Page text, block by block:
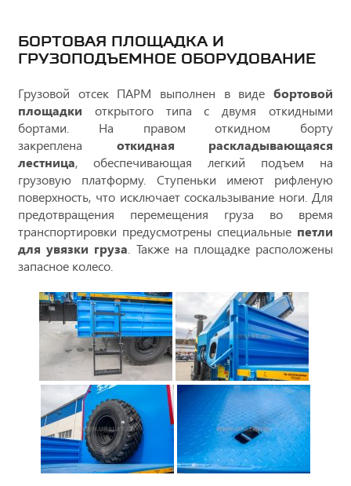
БОРТОВАЯ ПЛОЩАДКА И
ГРУЗОПОДЪЕМНОЕ ОБОРУДОВАНИЕ
Грузовой отсек ПАРМ выполнен в виде бортовой
площадки открытого типа с двумя откидными
бортами. На правом откидном борту
закреплена откидная раскладывающаяся
лестница, обеспечивающая легкий подъем на
грузовую платформу. Ступеньки имеют рифленую
поверхность, что исключает соскальзывание ноги. Для
предотвращения перемещения груза во время
транспортировки предусмотрены специальные петли
для увязки груза. Также на площадке расположены
запасное колесо.